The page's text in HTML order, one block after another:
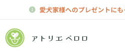
愛犬家様へのプレゼントに
アトリエ ペロロ